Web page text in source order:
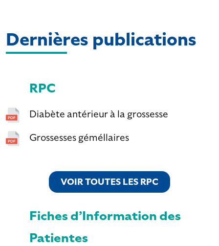
Dernières publications
RPC
Diabète antérieur à la grossesse
Grossesses géméllaires
VOIR TOUTES LES RPC
VOIR TOUTES LES RPC
Fiches d’Information des
Patientes